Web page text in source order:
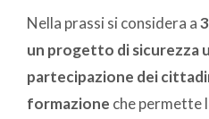
Nella prassi si considera a
un progetto di sicurezza
partecipazione dei
formazione che permette